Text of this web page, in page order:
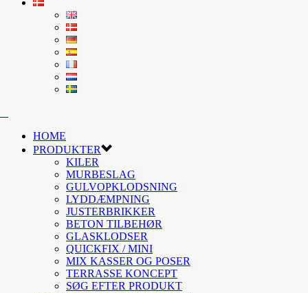
HOME
PRODUKTER
KILER
MURBESLAG
GULVOPKLODSNING
LYDDÆMPNING
JUSTERBRIKKER
BETON TILBEHØR
GLASKLODSER
QUICKFIX / MINI
MIX KASSER OG POSER
TERRASSE KONCEPT
SØG EFTER PRODUKT